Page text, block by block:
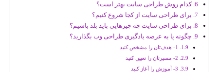
کدام روش طراحی سایت بهتر است؟
برای طراحی سایت از کجا شروع کنیم؟
برای طراحی سایت چه چیزهایی باید بلد باشیم؟
چگونه پا به عرصه یادگیری طراحی وب بگذارید؟
1- هدف‌تان را مشخص کنید
2- مسیرتان را تعیین کنید
3- آموزش را آغاز کنید